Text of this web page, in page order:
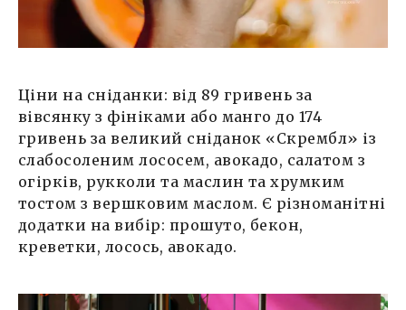
Ціни на сніданки: від 89 гривень за
вівсянку з фініками або манго до 174
гривень за великий сніданок «Скрембл» із
слабосоленим лососем, авокадо, салатом з
огірків, рукколи та маслин та хрумким
тостом з вершковим маслом. Є різноманітні
додатки на вибір: прошуто, бекон,
креветки, лосось, авокадо.